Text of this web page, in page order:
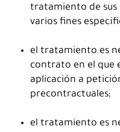
tratamiento de sus
varios fines
el tratamiento es
contrato en el que
aplicación a
precontractuales;
el tratamiento es